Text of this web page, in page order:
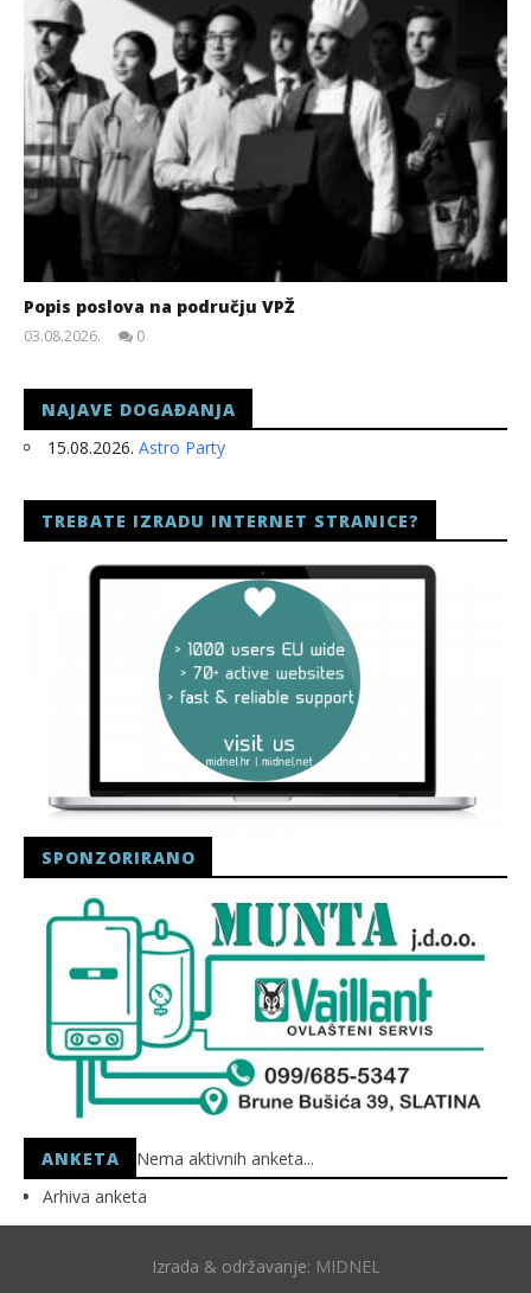
Popis poslova na području VPŽ
03.08.2026.
0
NAJAVE DOGAĐANJA
15.08.2026. Astro Party
TREBATE IZRADU INTERNET STRANICE?
SPONZORIRANO
ANKETA
Nema aktivnih anketa...
Arhiva anketa
Izrada & održavanje: MIDNEL